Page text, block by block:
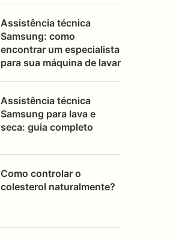
Assistência técnica
Samsung: como
encontrar um especialista
para sua máquina de lavar
Assistência técnica
Samsung para lava e
seca: guia completo
Como controlar o
colesterol naturalmente?